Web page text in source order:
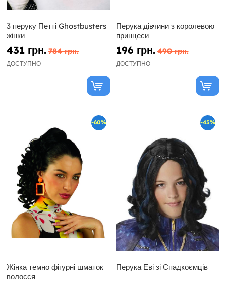
3 перуку Петті Ghostbusters
жінки
431 грн. 784 грн.
ДОСТУПНО
Перука дівчини з королевою
принцеси
196 грн. 490 грн.
ДОСТУПНО
-60%
Жінка темно фігурні шматок
волосся
-45%
Перука Еві зі Спадкоємців